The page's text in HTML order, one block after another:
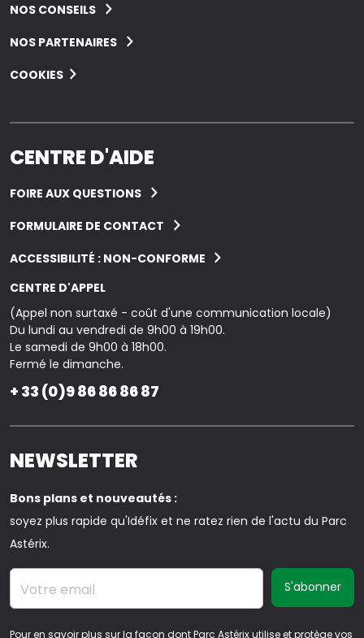
NOS CONSEILS
NOS PARTENAIRES
COOKIES
CENTRE D'AIDE
FOIRE AUX QUESTIONS
FORMULAIRE DE CONTACT
ACCESSIBILITÉ : NON-CONFORME
CENTRE D'APPEL
(Appel non surtaxé - coût d'une communication locale)
Du lundi au vendredi de 9h00 à 19h00.
Le samedi de 9h00 à 18h00.
Fermé le dimanche.
+ 33 (0)9 86 86 86 87
NEWSLETTER
Bons plans et nouveautés :
soyez plus rapide qu'Idéfix et ne ratez rien de l'actu du Parc
Astérix.
Votre email
Pour en savoir plus sur la façon dont Parc Astérix utilise et protège vos